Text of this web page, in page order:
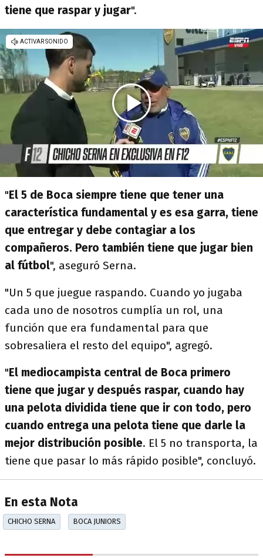
tiene que raspar y jugar".
"El 5 de Boca siempre tiene que tener una
característica fundamental y es esa garra, tiene
que entregar y debe contagiar a los
compañeros. Pero también tiene que jugar bien
al fútbol", aseguró Serna.
"Un 5 que juegue raspando. Cuando yo jugaba
cada uno de nosotros cumplía un rol, una
función que era fundamental para que
sobresaliera el resto del equipo", agregó.
"El mediocampista central de Boca primero
tiene que jugar y después raspar, cuando hay
una pelota dividida tiene que ir con todo, pero
cuando entrega una pelota tiene que darle la
mejor distribución posible. El 5 no transporta, la
tiene que pasar lo más rápido posible", concluyó.
En esta Nota
CHICHO SERNA BOCA JUNIORS